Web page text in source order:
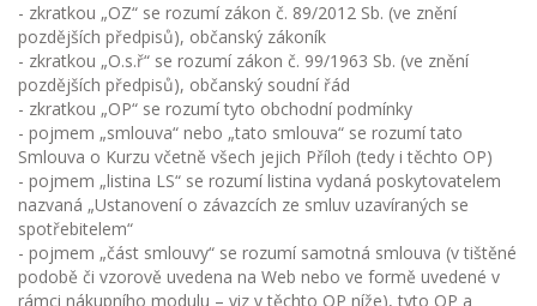
- zkratkou „OZ“ se rozumí zákon č. 89/2012 Sb. (ve znění
pozdějších předpisů), občanský zákoník
- zkratkou „O.s.ř“ se rozumí zákon č. 99/1963 Sb. (ve znění
pozdějších předpisů), občanský soudní řád
- zkratkou „OP“ se rozumí tyto obchodní podmínky
- pojmem „smlouva“ nebo „tato smlouva“ se rozumí tato
Smlouva o Kurzu včetně všech jejich Příloh (tedy i těchto OP)
- pojmem „listina LS“ se rozumí listina vydaná poskytovatelem
nazvaná „Ustanovení o závazcích ze smluv uzavíraných se
spotřebitelem“
- pojmem „část smlouvy“ se rozumí samotná smlouva (v tištěné
podobě či vzorově uvedena na Web nebo ve formě uvedené v
rámci nákupního modulu – viz v těchto OP níže), tyto OP a